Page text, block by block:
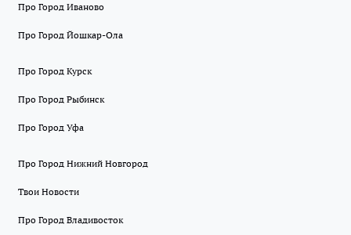
Про Город Иваново
Про Город Йошкар-Ола
Про Город Курск
Про Город Рыбинск
Про Город Уфа
Про Город Нижний Новгород
Твои Новости
Про Город Владивосток